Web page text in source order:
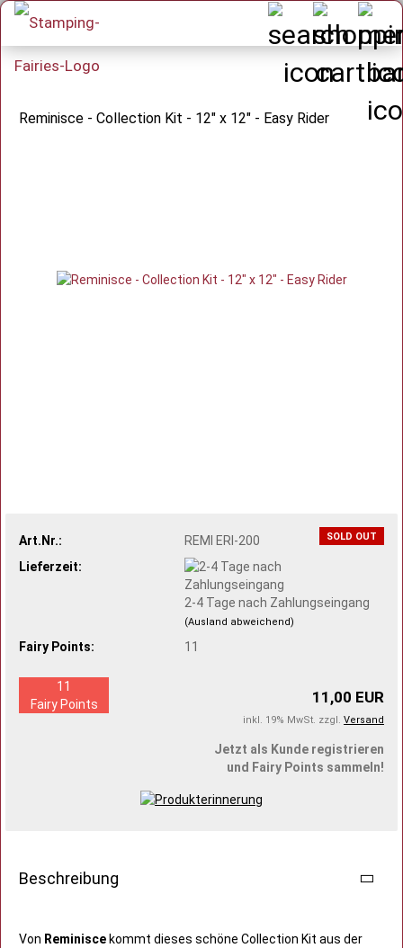
Reminisce - Collection Kit - 12" x 12" - Easy Rider
SOLD OUT
Art.Nr.:
REMI ERI-200
Lieferzeit:
2-4 Tage nach Zahlungseingang
(Ausland abweichend)
Fairy Points: 11
11,00 EUR
inkl. 19% MwSt. zzgl. Versand
11
Fairy Points
Jetzt als Kunde registrieren
und Fairy Points sammeln!
Beschreibung
Von Reminisce kommt dieses schöne Collection Kit aus der